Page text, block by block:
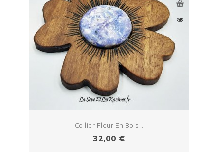
Collier Fleur En Bois...
Prix
32,00 €